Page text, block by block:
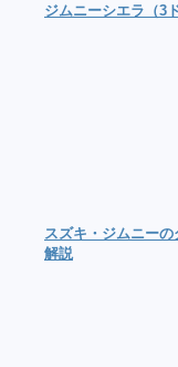
ジムニーシエラ（3
スズキ・ジムニー
解説